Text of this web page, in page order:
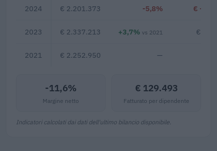
2024 € 2.201.373 -5,8% € -
2023 € 2.337.213 +3,7% vs 2021 €
2021 € 2.252.950 —
-11,6%
Margine netto
€ 129.493
Fatturato per dipendente
Indicatori calcolati dai dati dell'ultimo bilancio disponibile.